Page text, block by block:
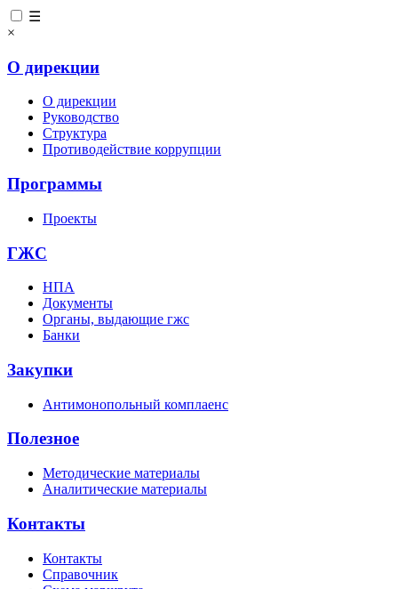
☰
×
О дирекции
О дирекции
Руководство
Структура
Противодействие коррупции
Программы
Проекты
ГЖС
НПА
Документы
Органы, выдающие гжс
Банки
Закупки
Антимонопольный комплаенс
Полезное
Методические материалы
Аналитические материалы
Контакты
Контакты
Справочник